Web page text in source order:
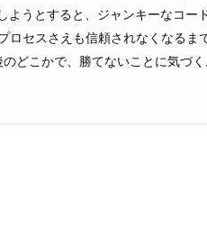
ようとすると、ジャンキーなコー
ロセスさえも信頼されなくなるま
どこかで、勝てないことに気づ